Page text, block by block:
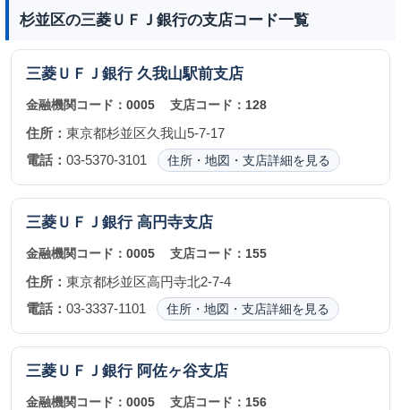
杉並区の三菱ＵＦＪ銀行の支店コード一覧
三菱ＵＦＪ銀行 久我山駅前支店
金融機関コード： 0005 支店コード： 128
住所： 東京都杉並区久我山5-7-17
電話： 03-5370-3101 住所・地図・支店詳細を見る
三菱ＵＦＪ銀行 高円寺支店
金融機関コード： 0005 支店コード： 155
住所： 東京都杉並区高円寺北2-7-4
電話： 03-3337-1101 住所・地図・支店詳細を見る
三菱ＵＦＪ銀行 阿佐ヶ谷支店
金融機関コード： 0005 支店コード： 156